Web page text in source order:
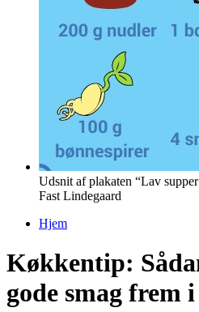
Udsnit af plakaten “Lav
Fast Lindegaard
Hjem
Køkkentip:
gode smag frem